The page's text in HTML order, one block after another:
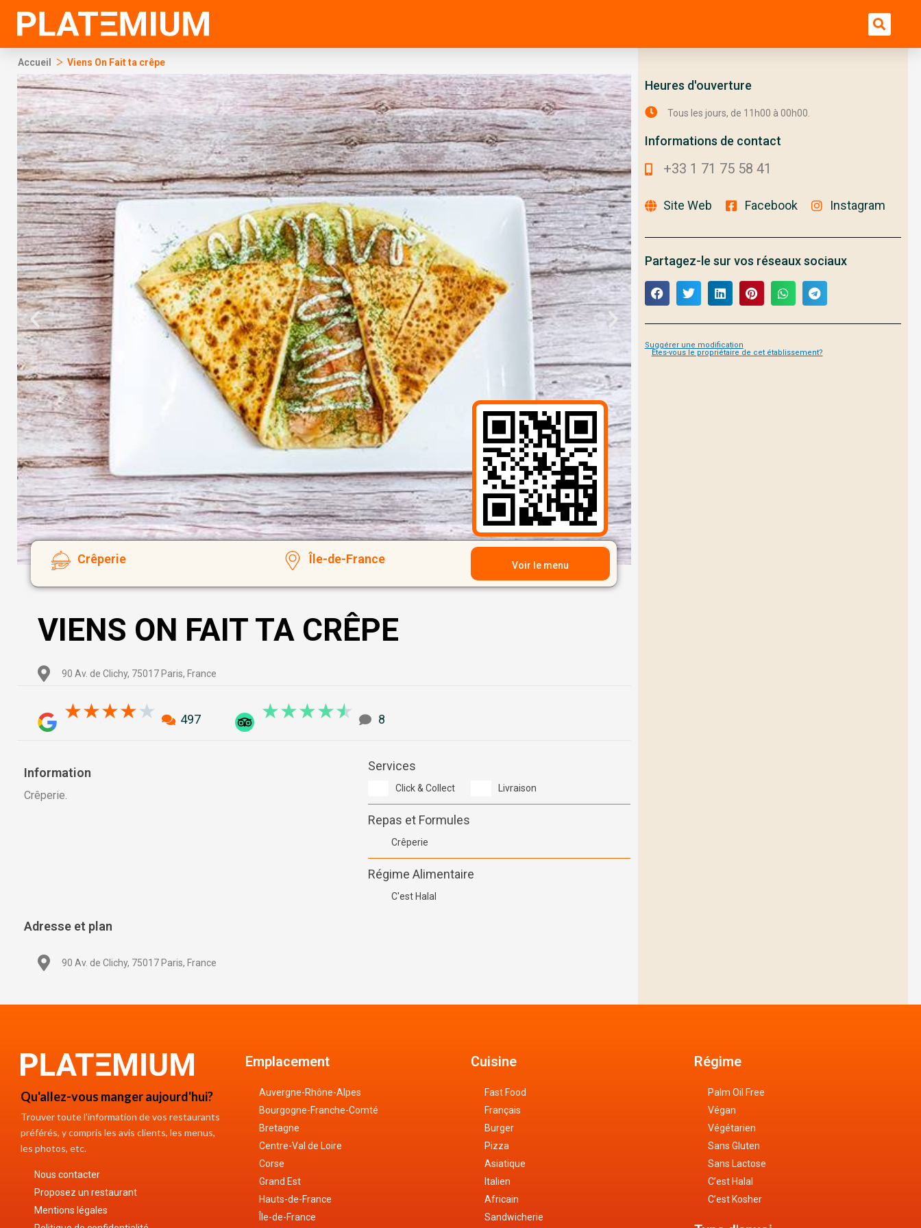
contenido
Accueil > Viens On Fait ta crêpe
Crêperie Île-de-France Voir le menu
VIENS ON FAIT TA CRÊPE
90 Av. de Clichy, 75017 Paris, France
★★★★★ 4.1/5
497 ★★★★★ 4.5/5
8
Information
Crêperie.
Services
Click & Collect Livraison
Repas et Formules
Crêperie
Régime Alimentaire
C'est Halal
Adresse et plan
90 Av. de Clichy, 75017 Paris, France
Heures d'ouverture
Tous les jours, de 11h00 à 00h00.
Informations de contact
+33 1 71 75 58 41
Site Web Facebook Instagram
Partagez-le sur vos réseaux sociaux
Suggérer une modification
Êtes-vous le propriétaire de cet établissement?
Qu'allez-vous manger aujourd'hui?
Trouver toute l’information de vos restaurants
préférés, y compris les avis clients, les menus,
les photos, etc.
Nous contacter
Proposez un restaurant
Mentions légales
Emplacement
Auvergne-Rhône-Alpes
Bourgogne-Franche-Comté
Bretagne
Centre-Val de Loire
Corse
Grand Est
Hauts-de-France
Île-de-France
Cuisine
Fast Food
Français
Burger
Pizza
Asiatique
Italien
Africain
Sandwicherie
Régime
Palm Oil Free
Végan
Végétarien
Sans Gluten
Sans Lactose
C’est Halal
C’est Kosher